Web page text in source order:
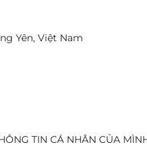
Yên, Việt Nam
TIN CÁ NHÂN CỦA